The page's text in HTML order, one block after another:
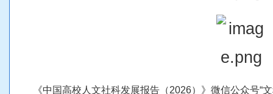
《中 国高校 人 文社科发展报告 （2026） 》 微信公众号“文